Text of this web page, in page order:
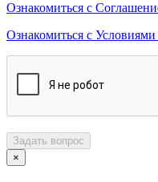
Ознакомиться с
Ознакомиться с
Задать вопрос
×